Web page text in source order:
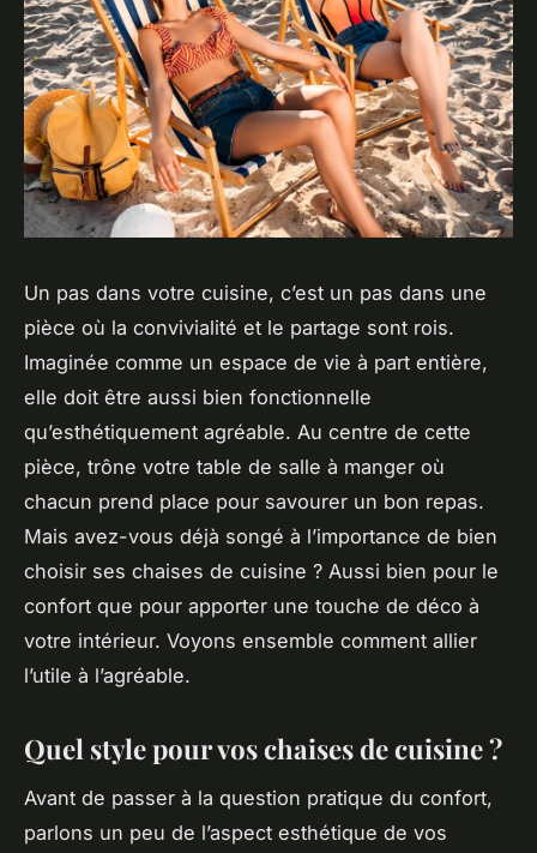
Un pas dans votre cuisine, c’est un pas dans une
pièce où la convivialité et le partage sont rois.
Imaginée comme un espace de vie à part entière,
elle doit être aussi bien fonctionnelle
qu’esthétiquement agréable. Au centre de cette
pièce, trône votre table de salle à manger où
chacun prend place pour savourer un bon repas.
Mais avez-vous déjà songé à l’importance de bien
choisir ses chaises de cuisine ? Aussi bien pour le
confort que pour apporter une touche de déco à
votre intérieur. Voyons ensemble comment allier
l’utile à l’agréable.
Quel style pour vos chaises de cuisine ?
Avant de passer à la question pratique du confort,
parlons un peu de l’aspect esthétique de vos